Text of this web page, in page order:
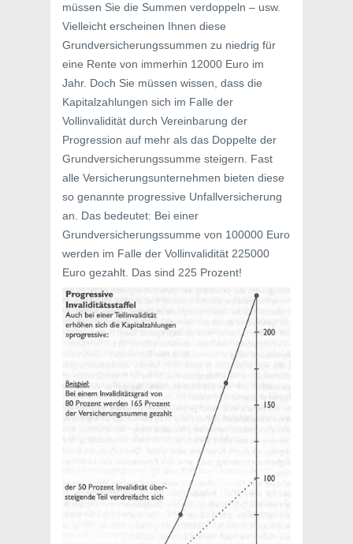
müssen Sie die Summen verdoppeln – usw.
Vielleicht erscheinen Ihnen diese
Grundversicherungssummen zu niedrig für
eine Rente von immerhin 12000 Euro im
Jahr. Doch Sie müssen wissen, dass die
Kapitalzahlungen sich im Falle der
Vollinvalidität durch Vereinbarung der
Progression auf mehr als das Doppelte der
Grundversicherungssumme steigern. Fast
alle Versicherungsunternehmen bieten diese
so genannte progressive Unfallversicherung
an. Das bedeutet: Bei einer
Grundversicherungssumme von 100000 Euro
werden im Falle der Vollinvalidität 225000
Euro gezahlt. Das sind 225 Prozent!